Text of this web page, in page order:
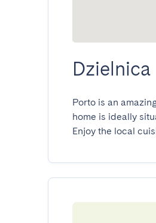
Dzielnica
Porto is an
home is ideally
Enjoy the local